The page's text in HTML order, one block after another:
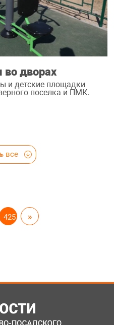
дворах
и детские площадки
поселка и ПМК.
все
425 »